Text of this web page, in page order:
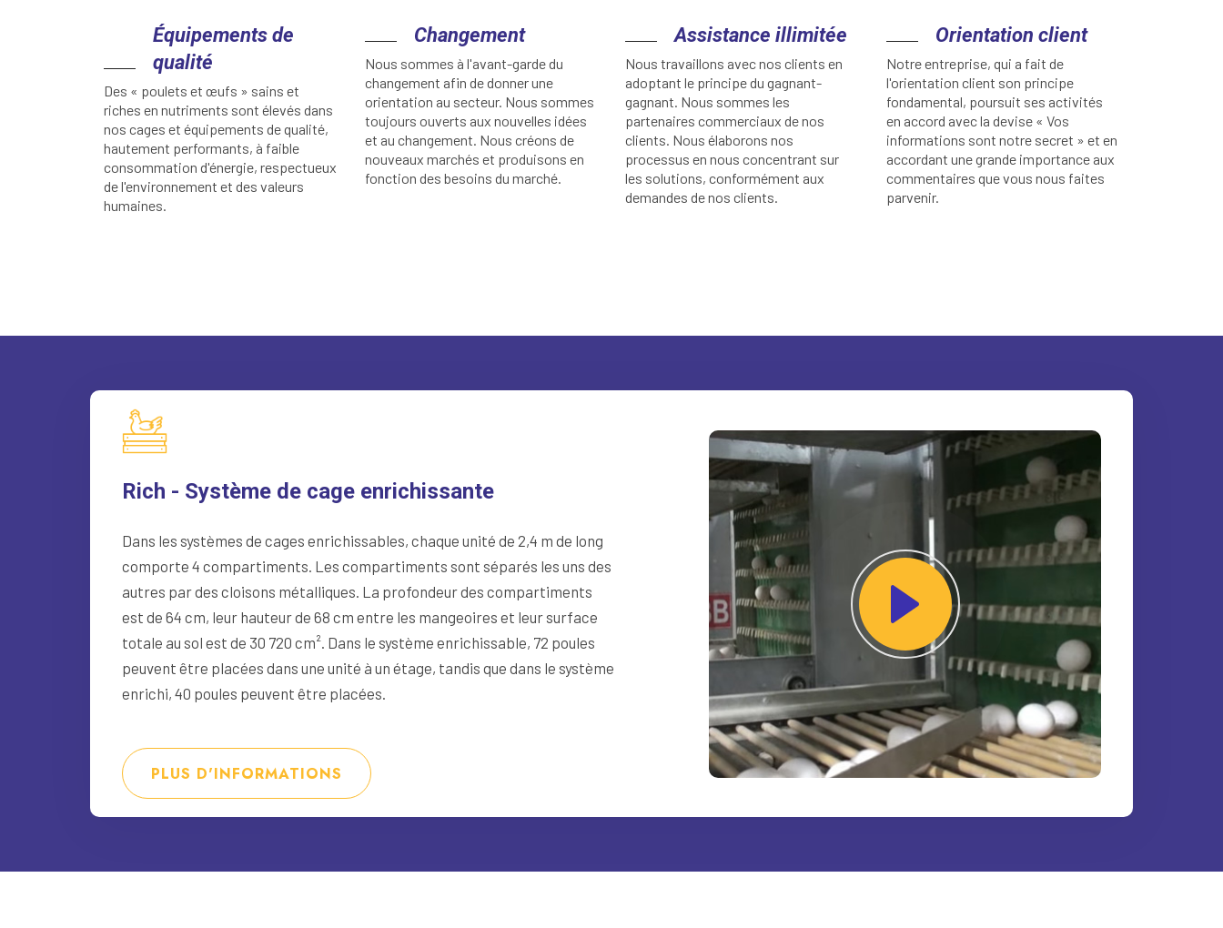
Équipements de
qualité
Des « poulets et œufs » sains et
riches en nutriments sont élevés dans
nos cages et équipements de qualité,
hautement performants, à faible
consommation d'énergie, respectueux
de l'environnement et des valeurs
humaines.
Changement
Nous sommes à l'avant-garde du
changement afin de donner une
orientation au secteur. Nous sommes
toujours ouverts aux nouvelles idées
et au changement. Nous créons de
nouveaux marchés et produisons en
fonction des besoins du marché.
Assistance illimitée
Nous travaillons avec nos clients en
adoptant le principe du gagnant-
gagnant. Nous sommes les
partenaires commerciaux de nos
clients. Nous élaborons nos
processus en nous concentrant sur
les solutions, conformément aux
demandes de nos clients.
Orientation client
Notre entreprise, qui a fait de
l'orientation client son principe
fondamental, poursuit ses activités
en accord avec la devise « Vos
informations sont notre secret » et en
accordant une grande importance aux
commentaires que vous nous faites
parvenir.
Rich - Système de cage enrichissante
Dans les systèmes de cages enrichissables, chaque unité de 2,4 m de long
comporte 4 compartiments. Les compartiments sont séparés les uns des
autres par des cloisons métalliques. La profondeur des compartiments
est de 64 cm, leur hauteur de 68 cm entre les mangeoires et leur surface
totale au sol est de 30 720 cm². Dans le système enrichissable, 72 poules
peuvent être placées dans une unité à un étage, tandis que dans le système
enrichi, 40 poules peuvent être placées.
PLUS D'INFORMATIONS